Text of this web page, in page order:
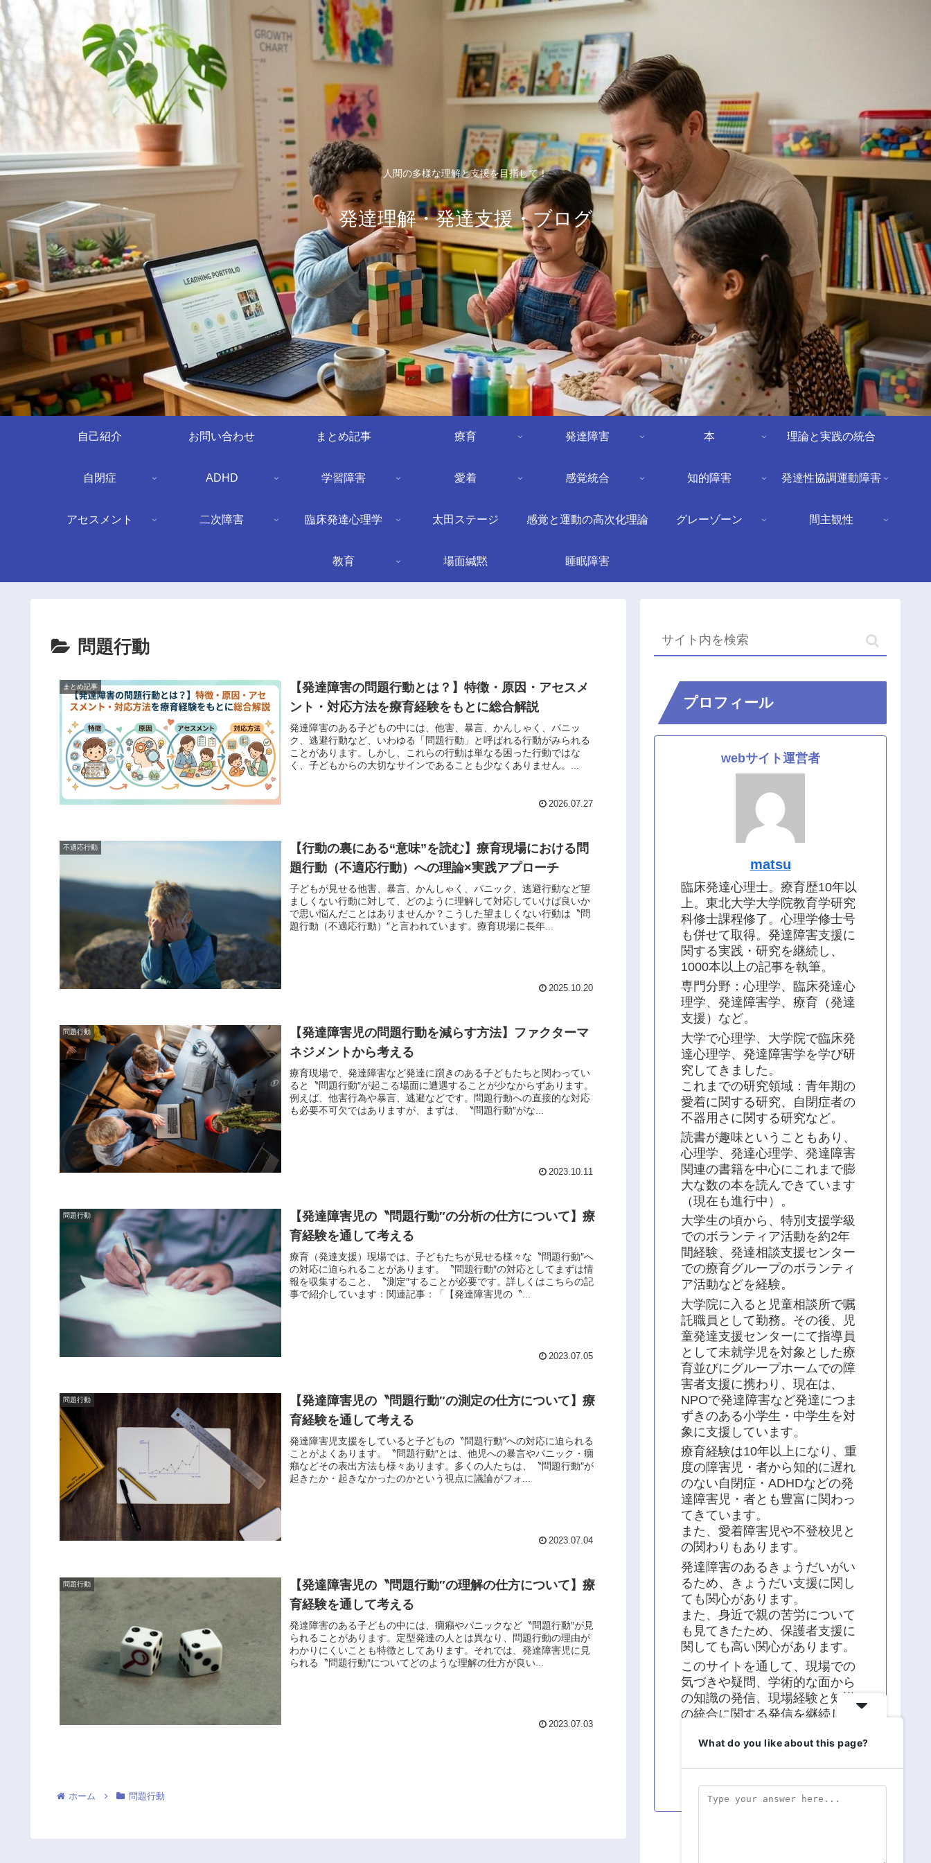
人間の多様な理解と支援を目指して！
発達理解・発達支援・ブログ
自己紹介 お問い合わせ まとめ記事 療育 発達障害 本 理論と実践の統合
自閉症 ADHD 学習障害 愛着 感覚統合 知的障害 発達性協調運動障害
アセスメント 二次障害 臨床発達心理学 太田ステージ 感覚と運動の高次化理論 グレーゾーン 間主観性
教育 場面緘黙 睡眠障害
問題行動
まとめ記事
【発達障害の問題行動とは？】特徴・原因・アセスメ
ント・対応方法を療育経験をもとに総合解説
発達障害のある子どもの中には、他害、暴言、かんしゃく、パニッ
ク、逃避行動など、いわゆる「問題行動」と呼ばれる行動がみられる
ことがあります。しかし、これらの行動は単なる困った行動ではな
く、子どもからの大切なサインであることも少なくありません。...
2026.07.27
不適応行動
【行動の裏にある“意味”を読む】療育現場における問
題行動（不適応行動）への理論×実践アプローチ
子どもが見せる他害、暴言、かんしゃく、パニック、逃避行動など望
ましくない行動に対して、どのように理解して対応していけば良いか
で思い悩んだことはありませんか？こうした望ましくない行動は〝問
題行動（不適応行動）″と言われています。療育現場に長年...
2025.10.20
問題行動
【発達障害児の問題行動を減らす方法】ファクターマ
ネジメントから考える
療育現場で、発達障害など発達に躓きのある子どもたちと関わってい
ると〝問題行動″が起こる場面に遭遇することが少なからずあります。
例えば、他害行為や暴言、逃避などです。問題行動への直接的な対応
も必要不可欠ではありますが、まずは、〝問題行動″がな...
2023.10.11
問題行動
【発達障害児の〝問題行動″の分析の仕方について】療
育経験を通して考える
療育（発達支援）現場では、子どもたちが見せる様々な〝問題行動″へ
の対応に迫られることがあります。〝問題行動″の対応としてまずは情
報を収集すること、〝測定″することが必要です。詳しくはこちらの記
事で紹介しています：関連記事：「【発達障害児の〝...
2023.07.05
問題行動
【発達障害児の〝問題行動″の測定の仕方について】療
育経験を通して考える
発達障害児支援をしていると子どもの〝問題行動″への対応に迫られる
ことがよくあります。〝問題行動″とは、他児への暴言やパニック・癇
癪などその表出方法も様々あります。多くの人たちは、〝問題行動″が
起きたか・起きなかったのかという視点に議論がフォ...
2023.07.04
問題行動
【発達障害児の〝問題行動″の理解の仕方について】療
育経験を通して考える
発達障害のある子どもの中には、癇癪やパニックなど〝問題行動″が見
られることがあります。定型発達の人とは異なり、問題行動の理由が
わかりにくいことも特徴としてあります。それでは、発達障害児に見
られる〝問題行動″についてどのような理解の仕方が良い...
2023.07.03
ホーム 問題行動
プロフィール
webサイト運営者
matsu
臨床発達心理士。療育歴10年以
上。東北大学大学院教育学研究
科修士課程修了。心理学修士号
も併せて取得。発達障害支援に
関する実践・研究を継続し、
1000本以上の記事を執筆。
専門分野：心理学、臨床発達心
理学、発達障害学、療育（発達
支援）など。
大学で心理学、大学院で臨床発
達心理学、発達障害学を学び研
究してきました。
これまでの研究領域：青年期の
愛着に関する研究、自閉症者の
不器用さに関する研究など。
読書が趣味ということもあり、
心理学、発達心理学、発達障害
関連の書籍を中心にこれまで膨
大な数の本を読んできています
（現在も進行中）。
大学生の頃から、特別支援学級
でのボランティア活動を約2年
間経験、発達相談支援センター
での療育グループのボランティ
ア活動などを経験。
大学院に入ると児童相談所で嘱
託職員として勤務。その後、児
童発達支援センターにて指導員
として未就学児を対象とした療
育並びにグループホームでの障
害者支援に携わり、現在は、
NPOで発達障害など発達につま
ずきのある小学生・中学生を対
象に支援しています。
療育経験は10年以上になり、重
度の障害児・者から知的に遅れ
のない自閉症・ADHDなどの発
達障害児・者とも豊富に関わっ
てきています。
また、愛着障害児や不登校児と
の関わりもあります。
発達障害のあるきょうだいがい
るため、きょうだい支援に関し
ても関心があります。
また、身近で親の苦労について
も見てきたため、保護者支援に
関しても高い関心があります。
このサイトを通して、現場での
気づきや疑問、学術的な面から
の知識の発信、現場経験と知識
の統合に関する発信を継続して
よろしくお願い致します！！
What do you like about this page?